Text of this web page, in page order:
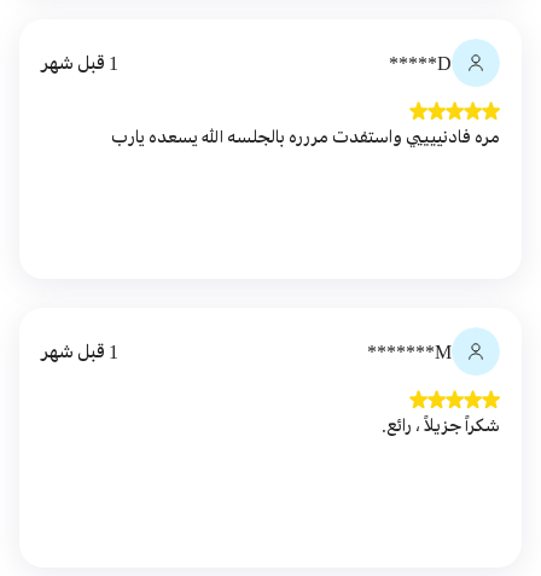
D***** 1 قبل شهر
مره فادنييييي واستفدت مررره بالجلسه الله يسعده يارب
M******* 1 قبل شهر
شكراً جزيلاً ، رائع.